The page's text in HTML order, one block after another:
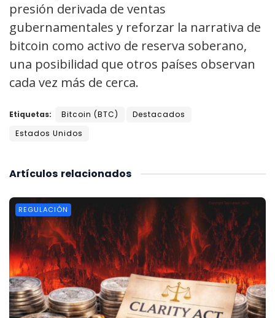
presión derivada de ventas
gubernamentales y reforzar la narrativa de
bitcoin como activo de reserva soberano,
una posibilidad que otros países observan
cada vez más de cerca.
Etiquetas: Bitcoin (BTC)
Destacados
Estados Unidos
relacionados
Artículos
REGULACIÓN